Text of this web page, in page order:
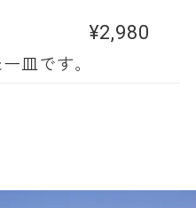
¥2,980
皿です。